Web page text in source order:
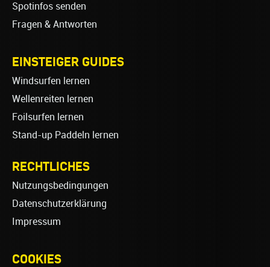
Spotinfos senden
Fragen & Antworten
EINSTEIGER GUIDES
Windsurfen lernen
Wellenreiten lernen
Foilsurfen lernen
Stand-up Paddeln lernen
RECHTLICHES
Nutzungsbedingungen
Datenschutzerklärung
Impressum
COOKIES